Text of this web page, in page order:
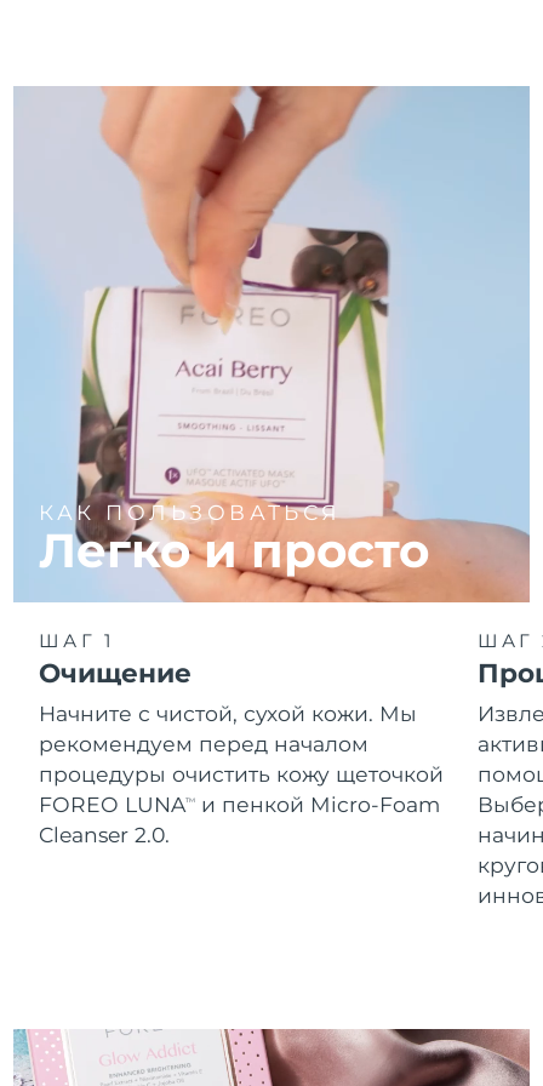
КАК ПОЛЬЗОВАТЬСЯ
Легко и просто
ШАГ 1
Очищение
Начните с чистой, сухой кожи. Мы
рекомендуем перед началом
процедуры очистить кожу щеточкой
FOREO LUNATM
и пенкой Micro-Foam
Cleanser 2.0.
ШАГ
Ожидаемая дата доставки
Реюньон
Ожидаемая дата доставки
Ожидаемая дата доставки
Россия
Ожидаемая дата доставки
Саудовская Аравия
Ожидаемая дата доставки
Сингапур
Ожидаемая дата доставки
Словакия
08.08.2026
Ожидаемая дата доставки
Южно-Африканская
Республика
Ожидаемая дата доставки
16.08.2026
Республика Корея
10.08.2026
Испания
Ожидаемая дата доставки
Ожидаемая дата доставки
Тайвань
Ожидаемая дата доставки
13.08.2026